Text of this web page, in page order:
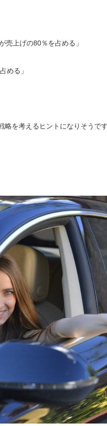
売上げの80％を占める」
める」
略を考えるヒントになりそうで